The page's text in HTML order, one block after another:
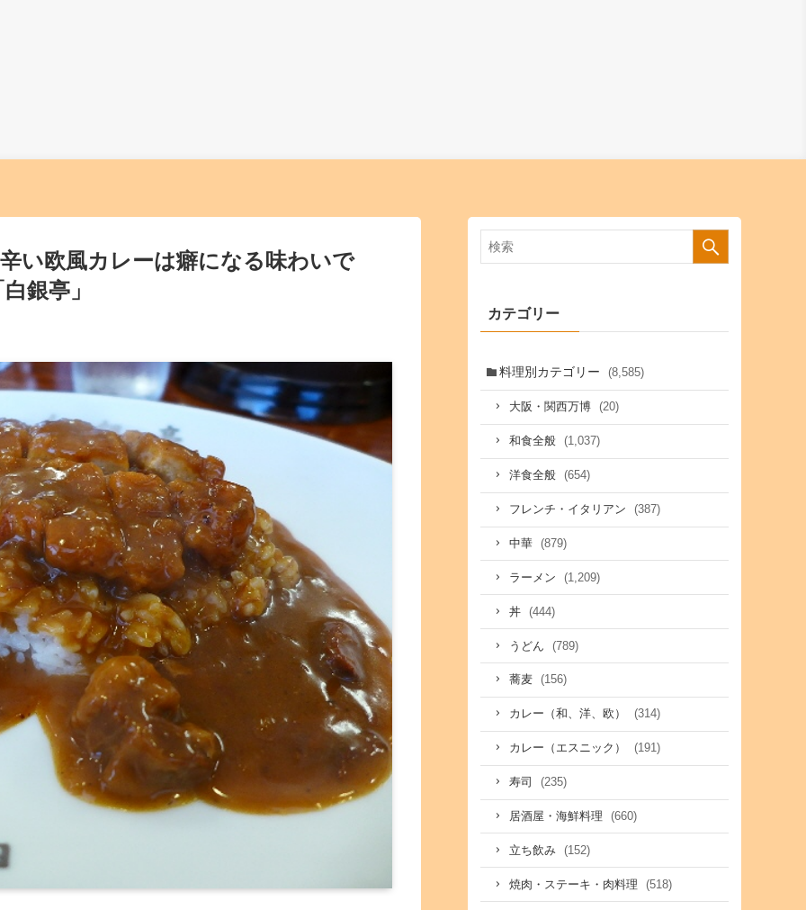
い欧風カレーは癖になる味わいで
銀亭」
カテゴリー
料理別カテゴリー (8,585)
大阪・関西万博 (20)
和食全般 (1,037)
洋食全般 (654)
フレンチ・イタリアン (387)
中華 (879)
ラーメン (1,209)
丼 (444)
うどん (789)
蕎麦 (156)
カレー（和、洋、欧） (314)
カレー（エスニック） (191)
寿司 (235)
居酒屋・海鮮料理 (660)
立ち飲み (152)
焼肉・ステーキ・肉料理 (518)